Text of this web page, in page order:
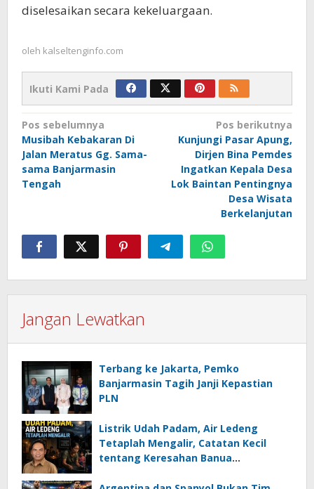
diselesaikan secara kekeluargaan.
oleh kalseltenginfo.com
Ikuti Kami Pada
Navigasi
pos
Pos sebelumnya
Musibah Kebakaran Di
Jalan Meratus Gg. Sama-
sama Banjarmasin
Tengah
Pos berikutnya
Kunjungi Pasar Apung,
Dirjen Bina Pemdes
Ingatkan Kepala Desa
Lok Baintan Pentingnya
Desa Wisata
Berkelanjutan
Jangan Lewatkan
Terbang ke Jakarta, Pemko
Banjarmasin Tagih Janji Kepastian
PLN
Listrik Udah Padam, Air Ledeng
Tetaplah Mengalir, Catatan Kecil
tentang Keresahan Banua